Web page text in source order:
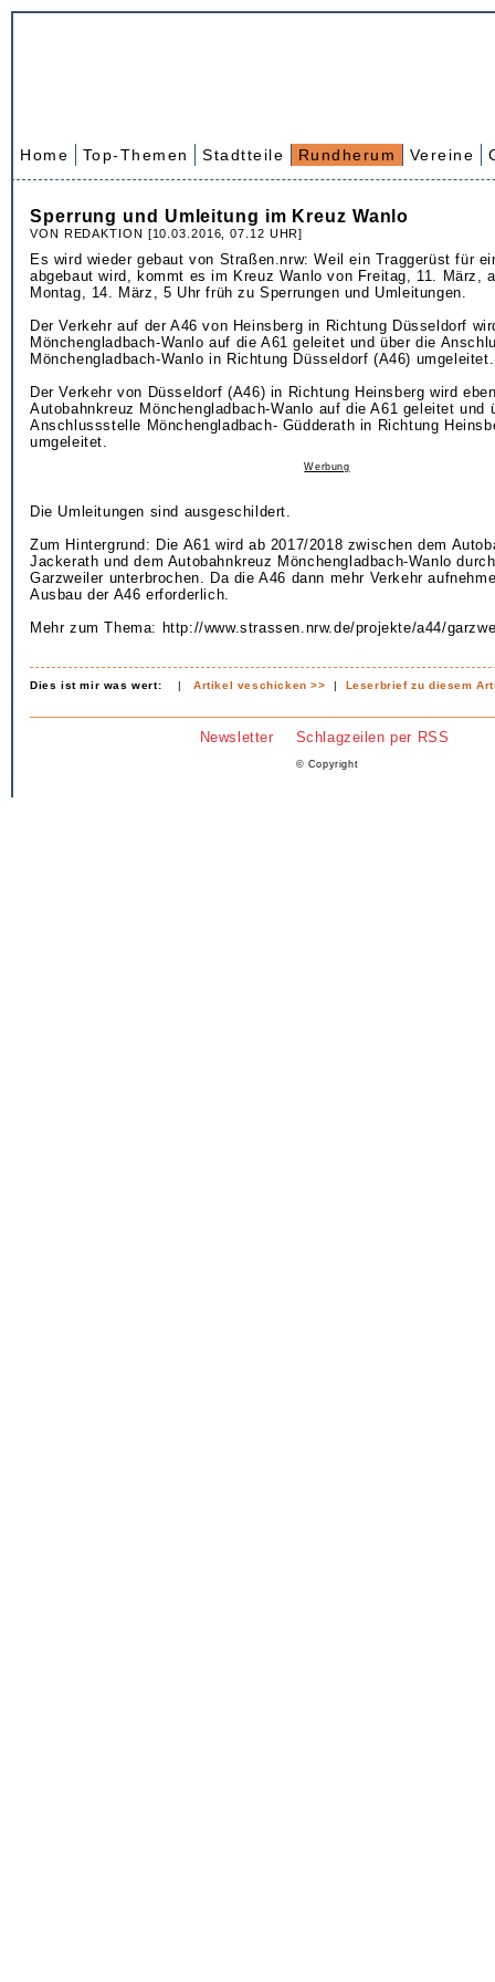
Home Top-Themen Stadtteile Rundherum Vereine
Sperrung und Umleitung im Kreuz Wanlo
VON REDAKTION [10.03.2016, 07.12 UHR]
Es wird wieder gebaut von Straßen.nrw: Weil ein Traggerüst für
abgebaut wird, kommt es im Kreuz Wanlo von Freitag, 11. März,
Montag, 14. März, 5 Uhr früh zu Sperrungen und Umleitungen.
Der Verkehr auf der A46 von Heinsberg in Richtung Düsseldorf
Mönchengladbach-Wanlo auf die A61 geleitet und über die
Mönchengladbach-Wanlo in Richtung Düsseldorf (A46) umgeleitet.
Der Verkehr von Düsseldorf (A46) in Richtung Heinsberg wird
Autobahnkreuz Mönchengladbach-Wanlo auf die A61 geleitet und
Anschlussstelle Mönchengladbach- Güdderath in Richtung
umgeleitet.
Werbung
Die Umleitungen sind ausgeschildert.
Zum Hintergrund: Die A61 wird ab 2017/2018 zwischen dem
Jackerath und dem Autobahnkreuz Mönchengladbach-Wanlo
Garzweiler unterbrochen. Da die A46 dann mehr Verkehr
Ausbau der A46 erforderlich.
Mehr zum Thema: http://www.strassen.nrw.de/projekte/a44/
Dies ist mir was wert: |Artikel veschicken >> | Leserbrief zu diesem
Newsletter Schlagzeilen per RSS
© Copyright